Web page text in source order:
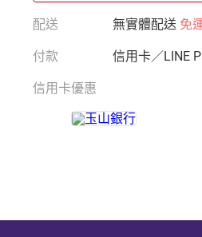
配送 無實體配送 免
付款 信用卡／LINE
信用卡優惠